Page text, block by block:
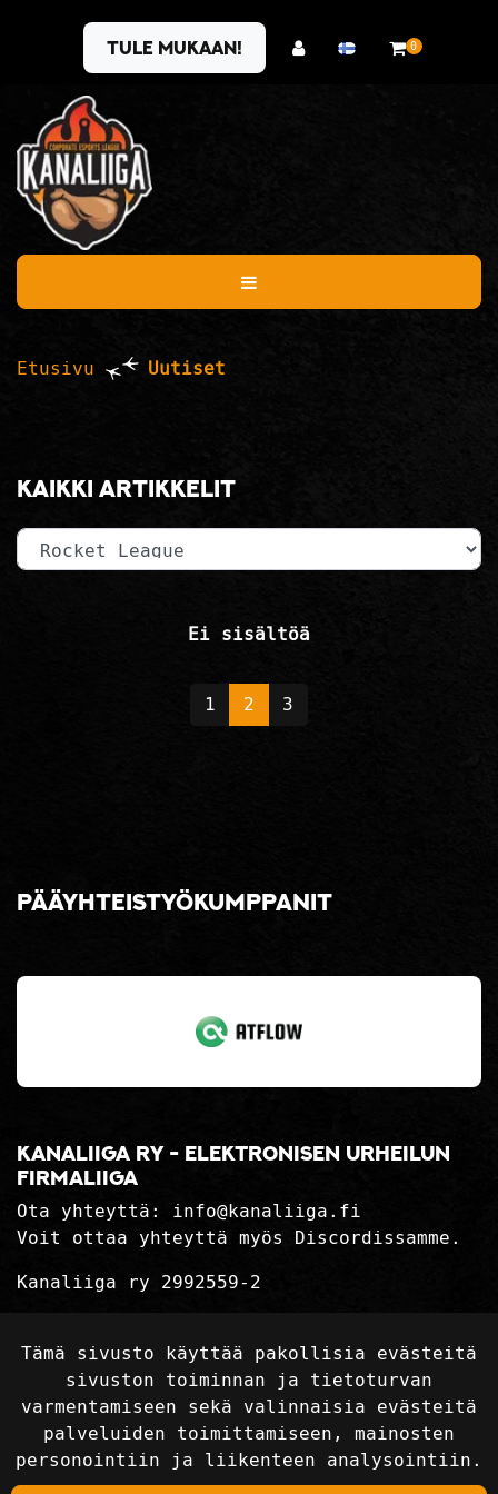
Tämä sivusto käyttää pakollisia evästeitä
sivuston toiminnan ja tietoturvan
varmentamiseen sekä valinnaisia evästeitä
palveluiden toimittamiseen, mainosten
personointiin ja liikenteen analysointiin.
Tule mukaan! 0
Etusivu Uutiset
Kaikki artikkelit
Kategoria
Ei sisältöä
1 2 3
Kanaliiga ry - elektronisen urheilun
firmaliiga
Ota yhteyttä: info@kanaliiga.fi
Voit ottaa yhteyttä myös Discordissamme.
Kanaliiga ry 2992559-2
Toimitusehdot
Seuraa sosiaalisessa mediassa
Pääyhteistyökumppanit